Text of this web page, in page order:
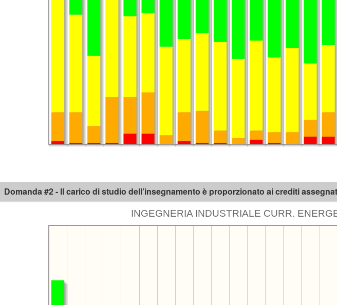
Domanda #2 - Il carico di studio dell’insegnamento è proporzionato ai crediti
INGEGNERIA INDUSTRIALE CURR.